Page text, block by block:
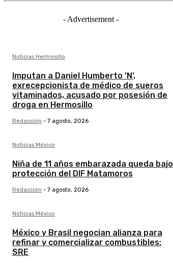
- Advertisement -
Noticias Hermosillo
Imputan a Daniel Humberto ‘N’,
exrecepcionista de médico de sueros
vitaminados, acusado por posesión de
droga en Hermosillo
Redacción - 7 agosto, 2026
Noticias México
Niña de 11 años embarazada queda bajo
protección del DIF Matamoros
Redacción - 7 agosto, 2026
Noticias México
México y Brasil negocian alianza para
refinar y comercializar combustibles:
SRE